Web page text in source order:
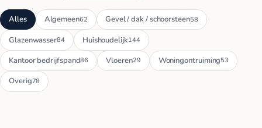
Alles Algemeen62 Gevel / dak / schoorsteen58
Glazenwasser84 Huishoudelijk144
Kantoor bedrijfspand86 Vloeren29 Woningontruiming53
Overig78